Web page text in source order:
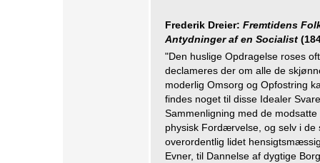
Frederik Dreier: Fremtidens
Antydninger af en Socialist
"Den huslige Opdragelse roses
declameres der om alle de
moderlig Omsorg og Opfostring
findes noget til disse Idealer
Sammenligning med de
physisk Fordærvelse, og selv i
overordentlig lidet
Evner, til Dannelse af dygtige